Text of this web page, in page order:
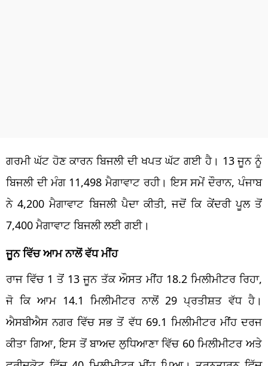
ਗਰਮੀ ਘੱਟ ਹੋਣ ਕਾਰਨ ਬਿਜਲੀ ਦੀ ਖਪਤ ਘੱਟ ਗਈ ਹੈ। 13 ਜੂਨ ਨੂੰ
ਬਿਜਲੀ ਦੀ ਮੰਗ 11,498 ਮੈਗਾਵਾਟ ਰਹੀ। ਇਸ ਸਮੇਂ ਦੌਰਾਨ, ਪੰਜਾਬ
ਨੇ 4,200 ਮੈਗਾਵਾਟ ਬਿਜਲੀ ਪੈਦਾ ਕੀਤੀ, ਜਦੋਂ ਕਿ ਕੇਂਦਰੀ ਪੂਲ ਤੋਂ
7,400 ਮੈਗਾਵਾਟ ਬਿਜਲੀ ਲਈ ਗਈ।
ਜੂਨ ਵਿੱਚ ਆਮ ਨਾਲੋਂ ਵੱਧ ਮੀਂਹ
ਰਾਜ ਵਿੱਚ 1 ਤੋਂ 13 ਜੂਨ ਤੱਕ ਔਸਤ ਮੀਂਹ 18.2 ਮਿਲੀਮੀਟਰ ਰਿਹਾ,
ਜੋ ਕਿ ਆਮ 14.1 ਮਿਲੀਮੀਟਰ ਨਾਲੋਂ 29 ਪ੍ਰਤੀਸ਼ਤ ਵੱਧ ਹੈ।
ਐਸਬੀਐਸ ਨਗਰ ਵਿੱਚ ਸਭ ਤੋਂ ਵੱਧ 69.1 ਮਿਲੀਮੀਟਰ ਮੀਂਹ ਦਰਜ
ਕੀਤਾ ਗਿਆ, ਇਸ ਤੋਂ ਬਾਅਦ ਲੁਧਿਆਣਾ ਵਿੱਚ 60 ਮਿਲੀਮੀਟਰ ਅਤੇ